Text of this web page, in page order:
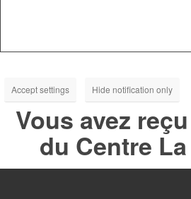
Accept settings Hide notification only
Vous avez
du Centre